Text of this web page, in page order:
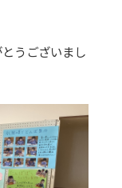
うございまし